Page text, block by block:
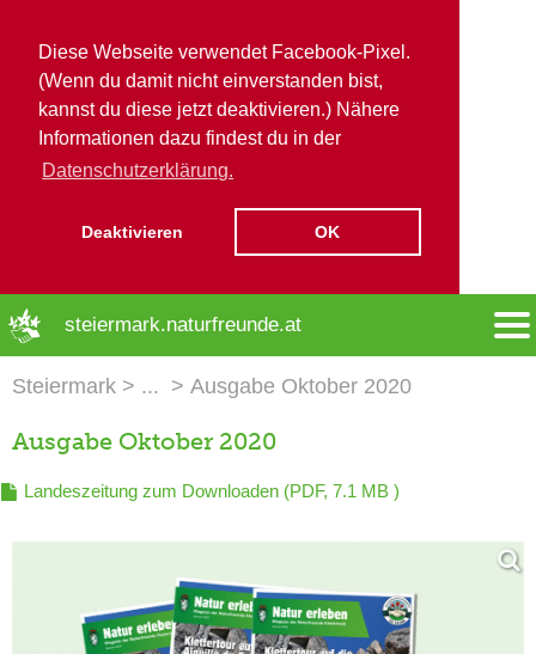
Diese Webseite verwendet Facebook-Pixel.
(Wenn du damit nicht einverstanden bist,
kannst du diese jetzt deaktivieren.) Nähere
Informationen dazu findest du in der
Datenschutzerklärung.
Deaktivieren OK
steiermark.naturfreunde.at
Steiermark Ausgabe Oktober 2020
Ausgabe Oktober 2020
Landeszeitung zum Downloaden (PDF, 7.1 MB )